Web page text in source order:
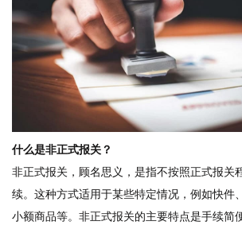
什么是非正式报关？
非正式报关，顾名思义，是指不按照正式报关
续。这种方式适用于某些特定情况，例如快件
小额商品等。非正式报关的主要特点是手续简